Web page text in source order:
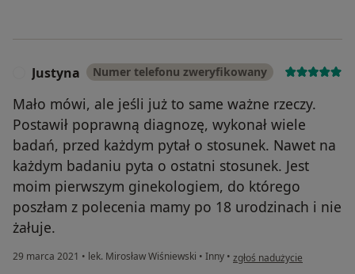
Justyna Numer telefonu zweryfikowany
Mało mówi, ale jeśli już to same ważne rzeczy.
Postawił poprawną diagnozę, wykonał wiele
badań, przed każdym pytał o stosunek. Nawet na
każdym badaniu pyta o ostatni stosunek. Jest
moim pierwszym ginekologiem, do którego
poszłam z polecenia mamy po 18 urodzinach i nie
żałuje.
29 marca 2021 • lek. Mirosław Wiśniewski • Inny • w opinii użytkownika Justyna
zgłoś nadużycie